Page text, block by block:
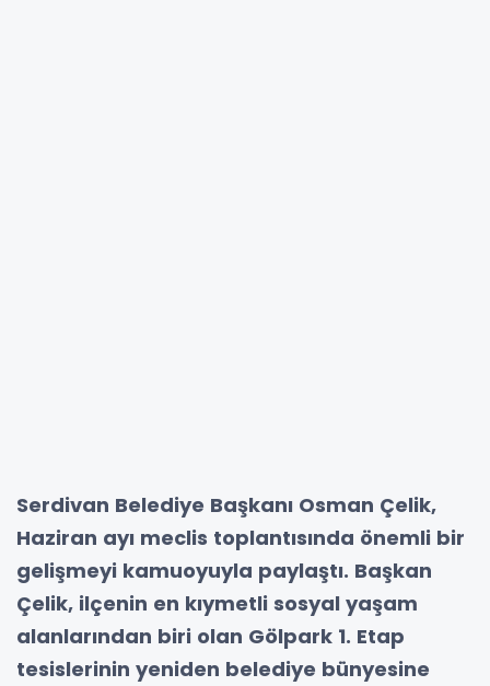
Serdivan Belediye Başkanı Osman Çelik,
Haziran ayı meclis toplantısında önemli bir
gelişmeyi kamuoyuyla paylaştı. Başkan
Çelik, ilçenin en kıymetli sosyal yaşam
alanlarından biri olan Gölpark 1. Etap
tesislerinin yeniden belediye bünyesine